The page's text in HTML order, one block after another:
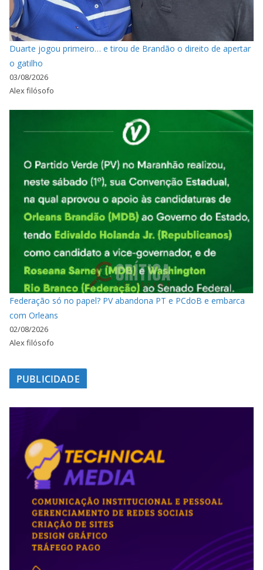
Duarte jogou primeiro… e tirou de Brandão o direito de apertar
o gatilho
03/08/2026
Alex filósofo
Federação só no papel? PV abandona PT e PCdoB e embarca
com Orleans
02/08/2026
Alex filósofo
PUBLICIDADE